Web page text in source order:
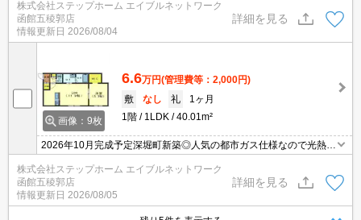
ますが、エアコン付きなので夏も快適に過ごすことができます♪イン
ターネットはWi-Fiが無料で使い放題☆
株式会社ステップホーム エイブルネットワーク
函館五稜郭店
情報更新日 2026/08/04
詳細を見る
画像：9枚
6.6万円(管理費等：2,000円)
敷
なし 礼
1ヶ月
1階
1LDK 40.01m²
2026年10月完成予定深堀町新築◎人気の都市ガス仕様なので光熱費
ますが、エアコン付きなので夏も快適に過ごすことができます♪イン
ターネットはWi-Fiが無料で使い放題☆
株式会社ステップホーム エイブルネットワーク
函館五稜郭店
情報更新日 2026/08/05
詳細を見る